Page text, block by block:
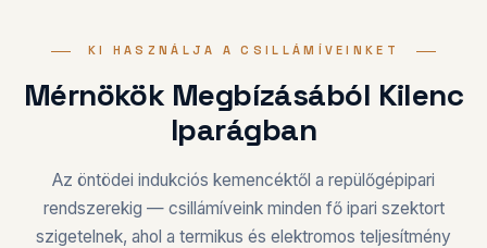
KI HASZNÁLJA A CSILLÁMÍVEINKET
Mérnökök Megbízásából Kilenc
Iparágban
Az öntödei indukciós kemencéktől a repülőgépipari
rendszerekig — csillámíveink minden fő ipari szektort
szigetelnek, ahol a termikus és elektromos teljesítmény